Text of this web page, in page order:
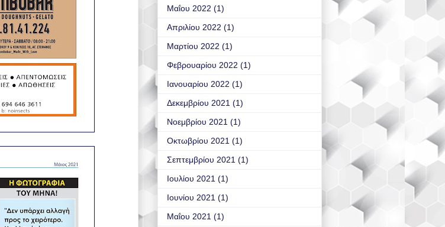
Μαΐου 2022 (1)
Απριλίου 2022 (1)
Μαρτίου 2022 (1)
Φεβρουαρίου 2022 (1)
Ιανουαρίου 2022 (1)
Δεκεμβρίου 2021 (1)
Νοεμβρίου 2021 (1)
Οκτωβρίου 2021 (1)
Σεπτεμβρίου 2021 (1)
Ιουλίου 2021 (1)
Ιουνίου 2021 (1)
Μαΐου 2021 (1)